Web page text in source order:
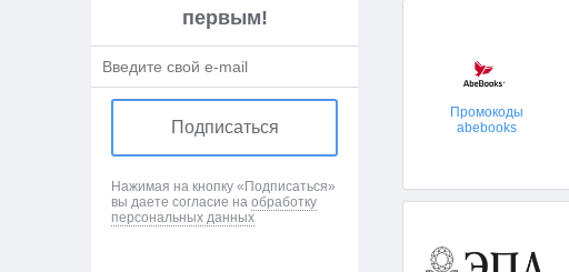
первым!
Подписаться
Нажимая на кнопку «Подписаться»
вы даете согласие на обработку
персональных данных
Промокоды
abebooks